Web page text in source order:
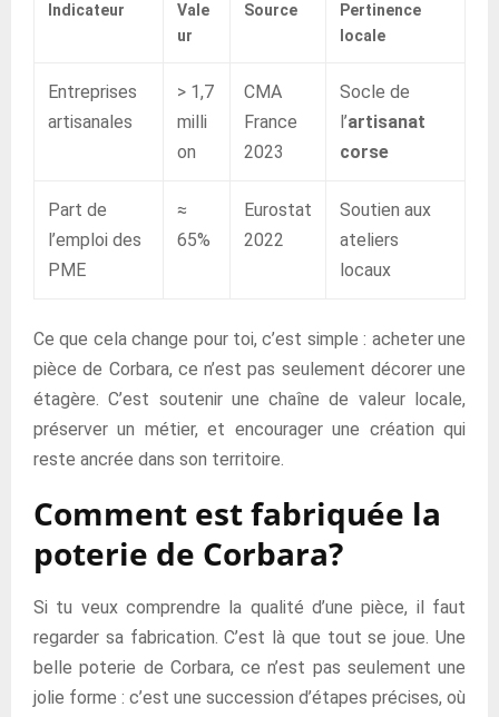
Indicateur
Vale
ur
Source
Pertinence
locale
Entreprises
artisanales
> 1,7
milli
on
CMA
France
2023
Socle de
l’artisanat
corse
Part de
l’emploi des
PME
≈
65%
Eurostat
2022
Soutien aux
ateliers
locaux
Ce que cela change pour toi, c’est simple : acheter une
pièce de Corbara, ce n’est pas seulement décorer une
étagère. C’est soutenir une chaîne de valeur locale,
préserver un métier, et encourager une création qui
reste ancrée dans son territoire.
Comment est fabriquée la
poterie de Corbara?
Si tu veux comprendre la qualité d’une pièce, il faut
regarder sa fabrication. C’est là que tout se joue. Une
belle poterie de Corbara, ce n’est pas seulement une
jolie forme : c’est une succession d’étapes précises, où